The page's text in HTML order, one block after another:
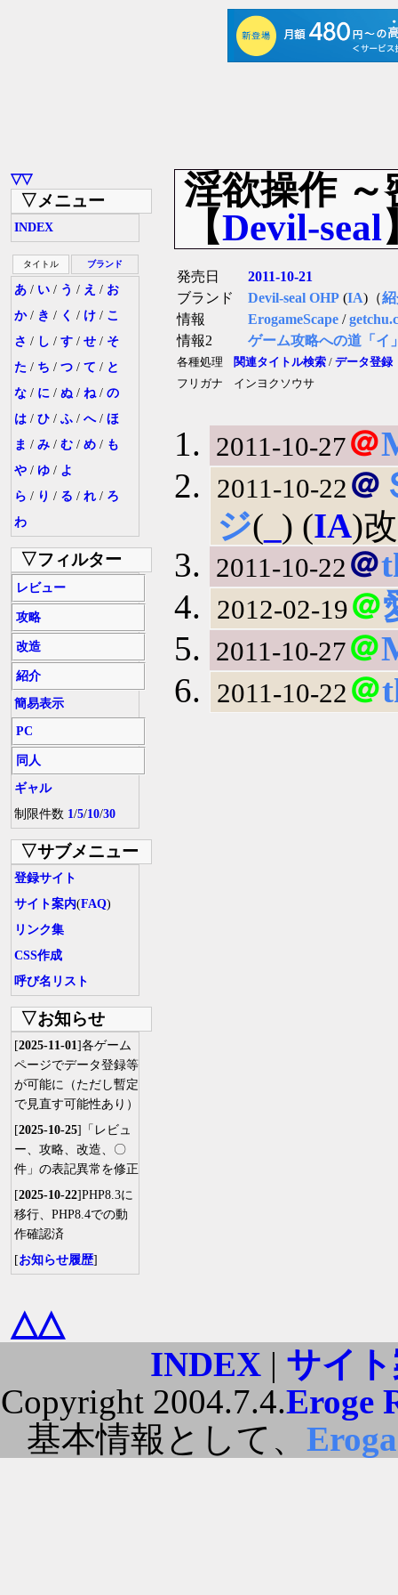
▽▽
▽メニュー
INDEX
タイトル ブランド
あ / い / う / え / お
か/ き / く / け / こ
さ / し / す / せ / そ
た / ち / つ / て / と
な / に / ぬ / ね / の
は / ひ / ふ / へ/ ほ
ま / み / む / め / も
や / ゆ / よ
ら / り / る / れ / ろ
わ
▽フィルター
レビュー
攻略
改造
紹介
簡易表示
PC
同人
ギャル
制限件数 1/5/10/30
▽サブメニュー
登録サイト
サイト案内(FAQ)
リンク集
CSS作成
呼び名リスト
▽お知らせ
[2025-11-01]各ゲーム
ページでデータ登録等
が可能に（ただし暫定
で見直す可能性あり）
[2025-10-25]「レビュ
ー、攻略、改造、〇
件」の表記異常を修正
[2025-10-22]PHP8.3に
移行、PHP8.4での動
作確認済
[お知らせ履歴]
淫欲操作
【Devil-seal
発売日
2011-10-21
ブランド
Devil-seal OHP (IA)（
情報
ErogameScape /
情報2
ゲーム攻略への道「イ
各種処理 関連タイトル検索 / データ登録
フリガナ
インヨクソウサ
2011-10-27＠
2011-10-22 ＠
ジ( ) (IA)
2011-10-22 ＠
2012-02-19＠
2011-10-27＠
2011-10-22 ＠
△△
INDEX| サイ
Copyright 2004.7.4.Eroge
基本情報として、